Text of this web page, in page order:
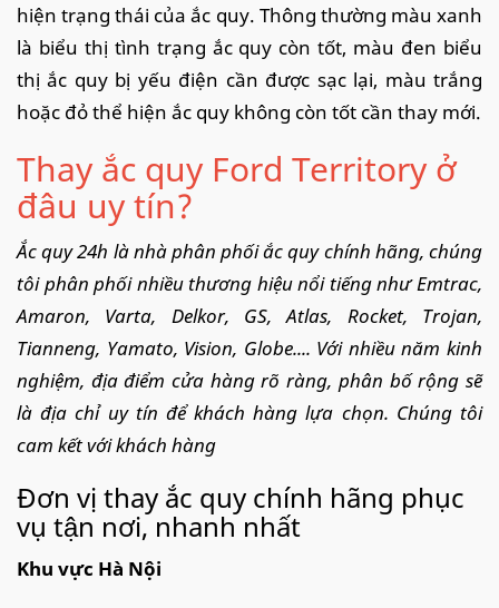
hiện trạng thái của ắc quy. Thông thường màu xanh
là biểu thị tình trạng ắc quy còn tốt, màu đen biểu
thị ắc quy bị yếu điện cần được sạc lại, màu trắng
hoặc đỏ thể hiện ắc quy không còn tốt cần thay mới.
Thay ắc quy Ford Territory ở
đâu uy tín?
Ắc quy 24h là nhà phân phối ắc quy chính hãng, chúng
tôi phân phối nhiều thương hiệu nổi tiếng như Emtrac,
Amaron, Varta, Delkor, GS, Atlas, Rocket, Trojan,
Tianneng, Yamato, Vision, Globe.... Với nhiều năm kinh
nghiệm, địa điểm cửa hàng rõ ràng, phân bố rộng sẽ
là địa chỉ uy tín để khách hàng lựa chọn. Chúng tôi
cam kết với khách hàng
Đơn vị thay ắc quy chính hãng phục
vụ tận nơi, nhanh nhất
Khu vực Hà Nội